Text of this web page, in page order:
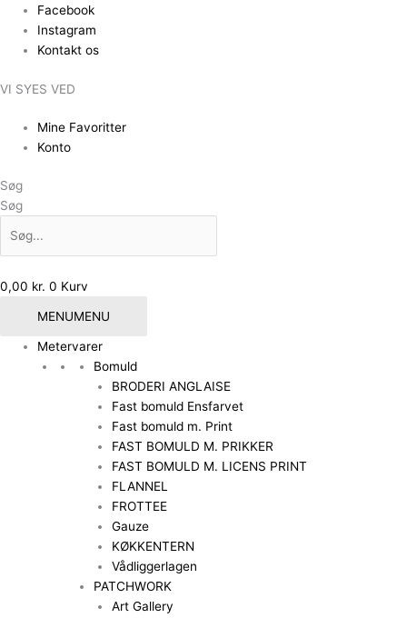
indholdet
Facebook
Instagram
Kontakt os
VI SYES VED
Mine Favoritter
Konto
Søg
Søg
0,00 kr. 0 Kurv
MENUMENU
Metervarer
Bomuld
BRODERI ANGLAISE
Fast bomuld Ensfarvet
Fast bomuld m. Print
FAST BOMULD M. PRIKKER
FAST BOMULD M. LICENS PRINT
FLANNEL
FROTTEE
Gauze
KØKKENTERN
Vådliggerlagen
PATCHWORK
Art Gallery